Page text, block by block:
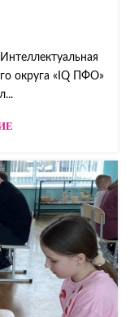
округа «IQ ПФО»